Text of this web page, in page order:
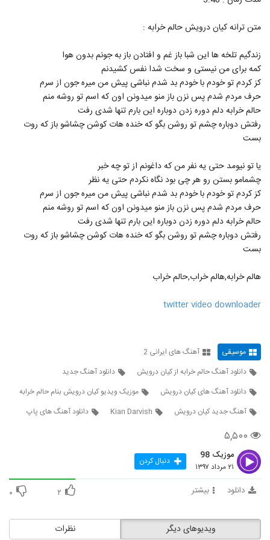
79
80
دانلود آهنگ آروم آروم از سیاوش قمصری
81
آهنگ تب تند از هوتن هنرمند(پاپ)
۹۷۹ بازدید
دانلود آهنگ محسن لرستانی بی کس
83
موزیک زیبای همه چی هست از سهراب ام جی
۱,۵۰۹ بازدید
آهنگ شهر حسود از علی زند وکیلی(سنتی)
۱,۹۱۱ بازدید
دانلود آهنگ مرتضی سرمدی امیدمو نگیر
(Morteza Sarmadi Omidamo Nagir)
آهنگ ادوارد بنام کی به جز تو
88
آهنگ دریای عشق از فرزین فروزان(پاپ)
دانلود آهنگ نفس از احمدرضا شهریاری
۱,۱۲۳ بازدید
متن ترانه کیان درویش حالم خرابه :
زندگیم تلخه ها این شبا باز غم و افتادن باز به جونم بدون هوا
کمه برای من نیستی و سخت شدا نفس کشیدنم
کز کردم تو خودم با خودم بد شدم نباشی پیش من میره جون از سرم
حرف مردم شدم پس نزن باز منو میدونن اون که اسم تو روشه منم
حالم خرابه دلم دوره زدن دوباره این بارم تنها شدی رفت
رفتش دوباره چشم تو روشن بگو که خنده هات کوشن چشاشو باز که روت
بست
یا تو نیومد حتی یه نفر من که داغونم از تو چه خبر
چشمامو بستن رو هر چی بود نگاه نکردم حتی یه نظر
کز کردم تو خودم با خودم بد شدم نباشی پیش من میره جون از سرم
حرف مردم شدم پس نزن باز منو میدونن اون که اسم تو روشه منم
حالم خرابه دلم دوره زدن دوباره این بارم تنها شدی رفت
رفتش دوباره چشم تو روشن بگو که خنده هات کوشن چشاشو باز که روت
بست
هالم خرابه,هالم خراب,حالم خراب
twitter video downloader
موسیقی
آهنگ های ایرانی 2
دانلود آهنگ حالم خرابه از کیان درویش
دانلود آهنگ جدید
دانلود آهنگ های کیان درویش
موزیک ویدیو کیان درویش بنام حالم خرابه
آهنگ جدید کیان درویش
Kian Darvish دانلود آهنگ های پاپ
۵,۵۰۰
موزیک 98
۲۱ مرداد ۱۳۹۷ دنبال کردن
دانلود بیشتر ۲ ۰
نظرات ویدیوهای دیگر